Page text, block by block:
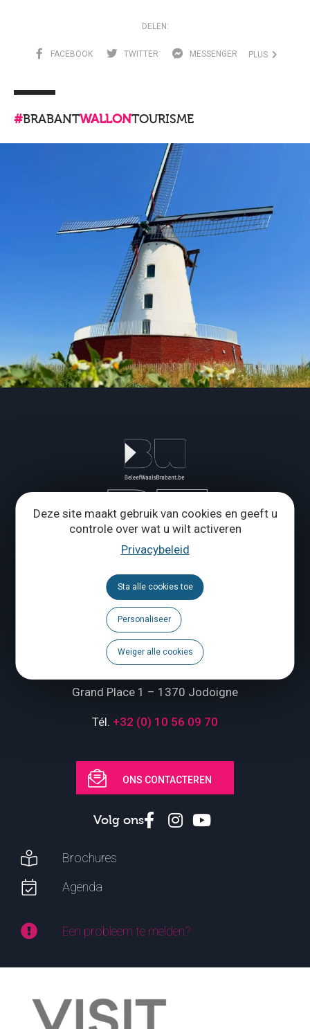
Deze site maakt gebruik van cookies en geeft u
controle over wat u wilt activeren
Privacybeleid
Sta alle cookies toe
Personaliseer
Weiger alle cookies
DELEN:
FACEBOOK TWITTER MESSENGER PLUS
#BRABANTWALLONTOURISME
Toeristische Federatie en Maison du Tourisme van de
Provincie Waals-Brabant
Wie zijn wij ?
Grand Place 1 – 1370 Jodoigne
Tél. +32 (0) 10 56 09 70
ONS CONTACTEREN
Volg ons
Brochures
Agenda
Een probleem te melden?